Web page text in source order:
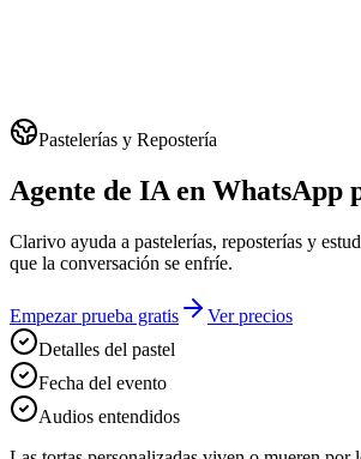
Pastelerías y Repostería
Agente de IA en WhatsApp
Clarivo ayuda a pastelerías, reposterías y
que la conversación se enfríe.
Empezar prueba gratis
Ver precios
Detalles del pastel
Fecha del evento
Audios entendidos